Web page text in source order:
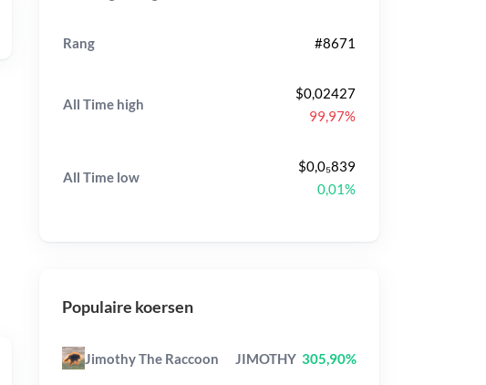
Rang #8671
All Time high
$0,02427
99,97%
All Time low
$0,0₅839
0,01%
Populaire koersen
Jimothy The Raccoon JIMOTHY 305,90%